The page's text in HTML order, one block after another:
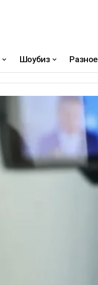
Шоубиз Разное